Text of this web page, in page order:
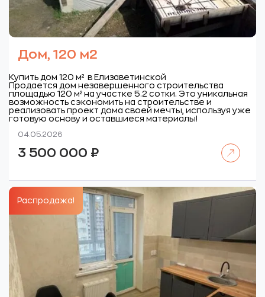
Дом, 120 м2
Купить дом 120 м² в Елизаветинской
Продается дом незавершенного строительства
площадью 120 м² на участке 5.2 сотки. Это уникальная
возможность сэкономить на строительстве и
реализовать проект дома своей мечты, используя уже
готовую основу и оставшиеся материалы!
04.05.2026
3 500 000 ₽
Распродажа!